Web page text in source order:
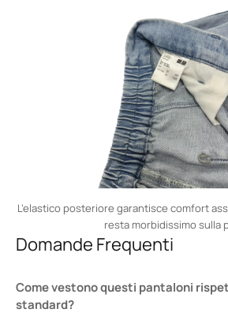
L’elastico posteriore garantisce comfort
resta morbidissimo sulla
Domande Frequenti
Come vestono questi pantaloni
standard?